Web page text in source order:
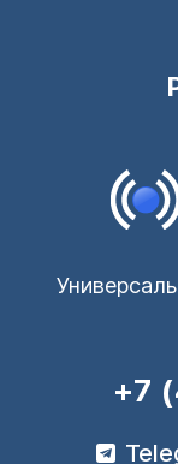
+7